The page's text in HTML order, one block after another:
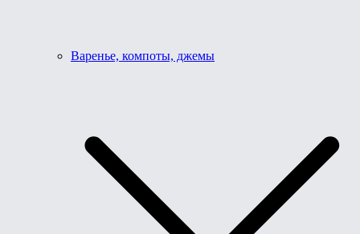
Варенье, компоты, джемы